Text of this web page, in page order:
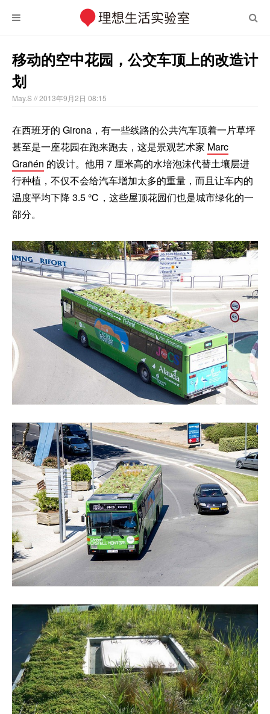
移动的空中花园，公交车顶上的改造计
划
May.S// 2013年9月2日 08:15
在西班牙的 Girona，有一些线路的公共汽车顶着一片草坪
甚至是一座花园在跑来跑去，这是景观艺术家 Marc
Grañén 的设计。他用 7 厘米高的水培泡沫代替土壤层进
行种植，不仅不会给汽车增加太多的重量，而且让车内的
温度平均下降 3.5 ℃，这些屋顶花园们也是城市绿化的一
部分。